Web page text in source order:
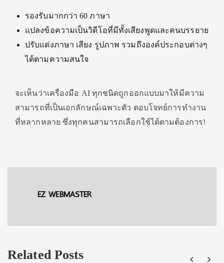
รองรับมากกว่า 60 ภาษา
แปลงข้อความเป็นวิดีโอที่มีทั้งเสียงพูดและคนบรรยาย
ปรับแต่งภาษา เสียง รูปภาพ รวมถึงองค์ประกอบต่างๆ
ได้ตามความสนใจ
จะเห็นว่าเครื่องมือ AI ทุกชนิดถูกออกแบบมาให้มีความ
สามารถที่เป็นเอกลักษณ์เฉพาะตัว ตอบโจทย์การทำงาน
ที่หลากหลาย ซึ่งทุกคนสามารถเลือกใช้ได้ตามต้องการ!
EZ WEBMASTER
Related Posts